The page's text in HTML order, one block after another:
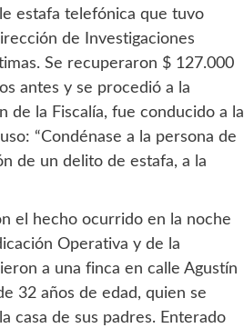
estafa telefónica que tuvo
de Investigaciones
Se recuperaron $ 127.000
antes y se procedió a la
de la Fiscalía, fue conducido a la
“Condénase a la persona de
de un delito de estafa, a la
el hecho ocurrido en la noche
Operativa y de la
a una finca en calle Agustín
32 años de edad, quien se
casa de sus padres. Enterado